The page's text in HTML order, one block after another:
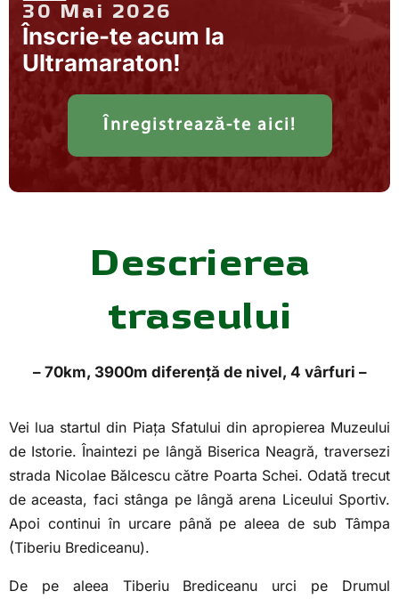
30 Mai 2026
Înscrie-te acum la
Ultramaraton!
Înregistrează-te aici!
Descrierea
traseului
– 70km, 3900m diferență de nivel, 4 vârfuri –
Vei lua startul din Piața Sfatului din apropierea Muzeului
de Istorie. Înaintezi pe lângă Biserica Neagră, traversezi
strada Nicolae Bălcescu către Poarta Schei. Odată trecut
de aceasta, faci stânga pe lângă arena Liceului Sportiv.
Apoi continui în urcare până pe aleea de sub Tâmpa
(Tiberiu Brediceanu).
De pe aleea Tiberiu Brediceanu urci pe Drumul